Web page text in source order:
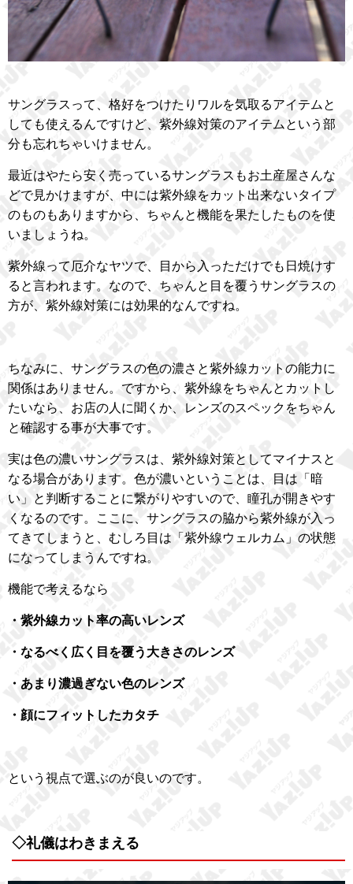
サングラスって、格好をつけたりワルを気取るアイテムと
しても使えるんですけど、紫外線対策のアイテムという部
分も忘れちゃいけません。
最近はやたら安く売っているサングラスもお土産屋さんな
どで見かけますが、中には紫外線をカット出来ないタイプ
のものもありますから、ちゃんと機能を果たしたものを使
いましょうね。
紫外線って厄介なヤツで、目から入っただけでも日焼けす
ると言われます。なので、ちゃんと目を覆うサングラスの
方が、紫外線対策には効果的なんですね。
ちなみに、サングラスの色の濃さと紫外線カットの能力に
関係はありません。ですから、紫外線をちゃんとカットし
たいなら、お店の人に聞くか、レンズのスペックをちゃん
と確認する事が大事です。
実は色の濃いサングラスは、紫外線対策としてマイナスと
なる場合があります。色が濃いということは、目は「暗
い」と判断することに繋がりやすいので、瞳孔が開きやす
くなるのです。ここに、サングラスの脇から紫外線が入っ
てきてしまうと、むしろ目は「紫外線ウェルカム」の状態
になってしまうんですね。
機能で考えるなら
・紫外線カット率の高いレンズ
・なるべく広く目を覆う大きさのレンズ
・あまり濃過ぎない色のレンズ
・顔にフィットしたカタチ
という視点で選ぶのが良いのです。
◇礼儀はわきまえる